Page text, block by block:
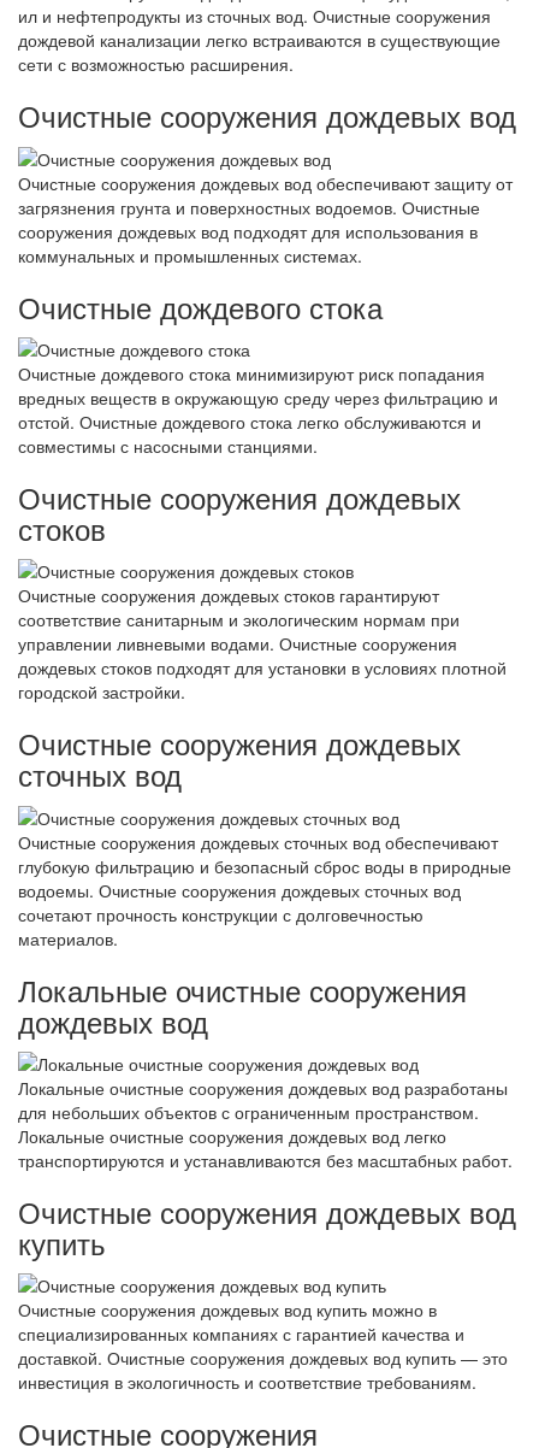
ил и нефтепродукты из сточных вод. Очистные сооружения
дождевой канализации легко встраиваются в существующие
сети с возможностью расширения.
Очистные сооружения дождевых вод
Очистные сооружения дождевых вод обеспечивают защиту от
загрязнения грунта и поверхностных водоемов. Очистные
сооружения дождевых вод подходят для использования в
коммунальных и промышленных системах.
Очистные дождевого стока
Очистные дождевого стока минимизируют риск попадания
вредных веществ в окружающую среду через фильтрацию и
отстой. Очистные дождевого стока легко обслуживаются и
совместимы с насосными станциями.
Очистные сооружения дождевых
стоков
Очистные сооружения дождевых стоков гарантируют
соответствие санитарным и экологическим нормам при
управлении ливневыми водами. Очистные сооружения
дождевых стоков подходят для установки в условиях плотной
городской застройки.
Очистные сооружения дождевых
сточных вод
Очистные сооружения дождевых сточных вод обеспечивают
глубокую фильтрацию и безопасный сброс воды в природные
водоемы. Очистные сооружения дождевых сточных вод
сочетают прочность конструкции с долговечностью
материалов.
Локальные очистные сооружения
дождевых вод
Локальные очистные сооружения дождевых вод разработаны
для небольших объектов с ограниченным пространством.
Локальные очистные сооружения дождевых вод легко
транспортируются и устанавливаются без масштабных работ.
Очистные сооружения дождевых вод
купить
Очистные сооружения дождевых вод купить можно в
специализированных компаниях с гарантией качества и
доставкой. Очистные сооружения дождевых вод купить — это
инвестиция в экологичность и соответствие требованиям.
Очистные сооружения